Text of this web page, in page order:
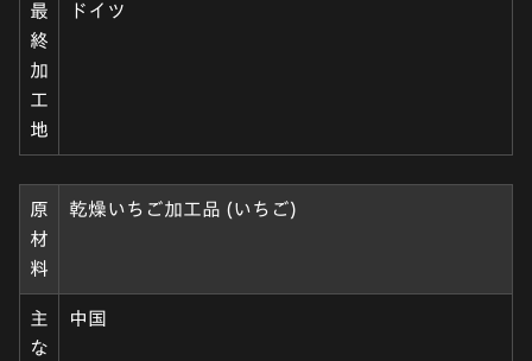
最
終
加
工
地
ドイツ
原
材
料
乾燥いちご加工品 (いちご)
主
な
中国